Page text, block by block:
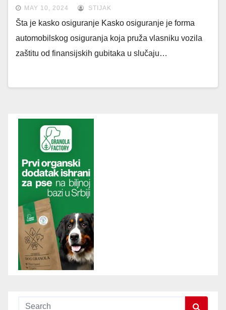
MAY 10, 2024 STIJAK
Šta je kasko osiguranje Kasko osiguranje je forma
automobilskog osiguranja koja pruža vlasniku vozila
zaštitu od finansijskih gubitaka u slučaju…